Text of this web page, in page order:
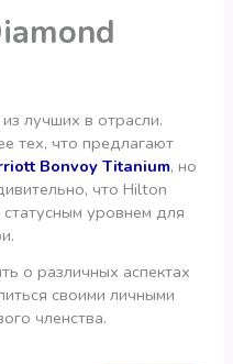
лучших в отрасли.
тех, что предлагают
Bonvoy Titanium, но
что Hilton
уровнем для
о различных аспектах
своими личными
членства.